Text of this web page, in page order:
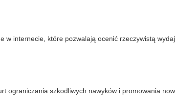
w internecie, które pozwalają ocenić rzeczywistą
ograniczania szkodliwych nawyków i promowania